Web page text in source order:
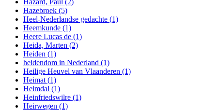
Hazard, Paul (2)
Hazebroek (5)
Heel-Nederlandse gedachte (1)
Heemkunde (1)
Heere Lucas de (1)
Heida, Marten (2)
Heiden (1)
heidendom in Nederland (1)
Heilige Heuvel van Vlaanderen (1)
Heimat (1)
Heimdal (1)
Heinfriedswilre (1)
Heirwegen (1)